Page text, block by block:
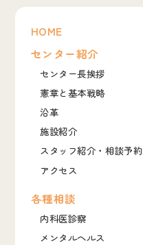
HOME
センター紹介
センター長挨拶
憲章と基本戦略
沿革
施設紹介
スタッフ紹介・相談予約
アクセス
各種相談
内科医診察
メンタルヘルス